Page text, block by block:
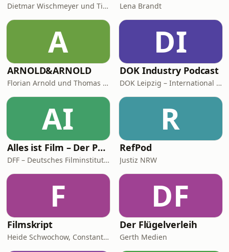
Dietmar Wischmeyer und Tina Voß Lena Brandt
A
ARNOLD&ARNOLD
Florian Arnold und Thomas Arnold
DI
DOK Industry Podcast
DOK Leipzig – International Leipzig Festival for Documentary and Animated Film
AI
Alles ist Film – Der Podcast des DFF
DFF – Deutsches Filminstitut & Filmmuseum
R
RefPod
Justiz NRW
F
Filmskript
Heide Schwochow, Constantin Lieb
DF
Der Flügelverleih
Gerth Medien